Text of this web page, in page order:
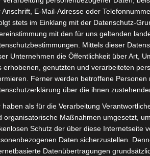
STADIEN IMPRESSUM
Anschrift, E-Mail-Adresse oder
stets im Einklang mit der Datenschutz-
mit den für uns geltenden
Mittels dieser
Unternehmen die Öffentlichkeit über Art,
erhobenen, genutzten und verarbeiteten
Ferner werden betroffene Personen
über die ihnen
haben als für die Verarbeitung
organisatorische Maßnahmen umgesetzt,
Schutz der über diese Internetseite
Daten sicherzustellen.
Datenübertragungen